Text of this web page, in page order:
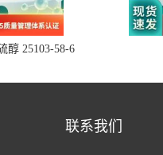
醇 25103-58-6
联系我们